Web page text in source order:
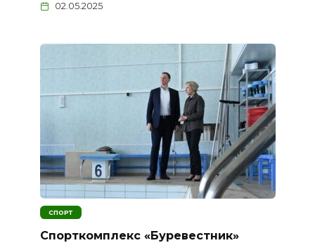
02.05.2025
СПОРТ
Спорткомплекс «Буревестник»